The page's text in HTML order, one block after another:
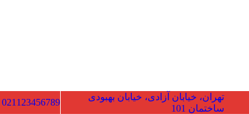
تهران، خیابان آزادی، خیابان بهبودی
ساختمان 101
021123456789